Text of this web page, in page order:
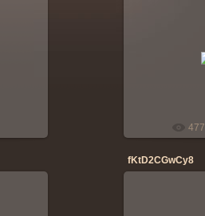
477
fKtD2CGwCy8